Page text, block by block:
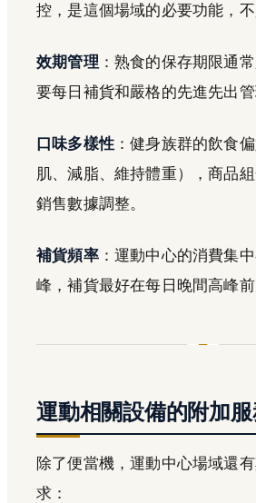
控，是這個場域的必要功能，不
效期管理 ：熟食的保存期限通
要每日補貨和嚴格的先進先出管
口味多樣性 ：健身族群的飲食
肌、減脂、維持體重），商品
銷售數據調整。
補貨頻率：運動中心的消費集
峰，補貨最好在每日晚間高峰前
運動相關設備的附加
除了便當機，運動中心場域還
求：